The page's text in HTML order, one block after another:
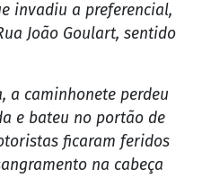
invadiu a preferencial,
João Goulart, sentido
a caminhonete perdeu
e bateu no portão de
ficaram feridos
na cabeça